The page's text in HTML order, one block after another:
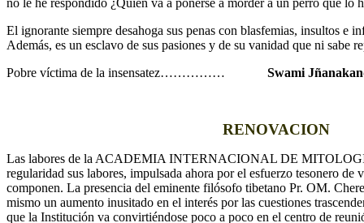
no le he respondido ¿Quién va a ponerse a morder a un perro que
El ignorante siempre desahoga sus penas con blasfemias, insultos e
Además, es un esclavo de sus pasiones y de su vanidad que ni sabe
Pobre víctima de la insensatez…………… Swami
RENOVACION
Las labores de la ACADEMIA INTERNACIONAL DE
regularidad sus labores, impulsada ahora por el esfuerzo tesonero de
componen. La presencia del eminente filósofo tibetano Pr. OM.
mismo un aumento inusitado en el interés por las cuestiones
que la Institución va convirtiéndose poco a poco en el centro de